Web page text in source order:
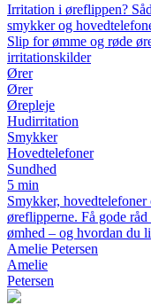
Irritation i øreflippen?
smykker og
Slip for ømme og røde
irritationskilder
Ører
Ører
Ørepleje
Hudirritation
Smykker
Hovedtelefoner
Sundhed
5 min
Smykker,
øreflipperne. Få gode
ømhed – og hvordan du
Amelie Petersen
Amelie
Petersen